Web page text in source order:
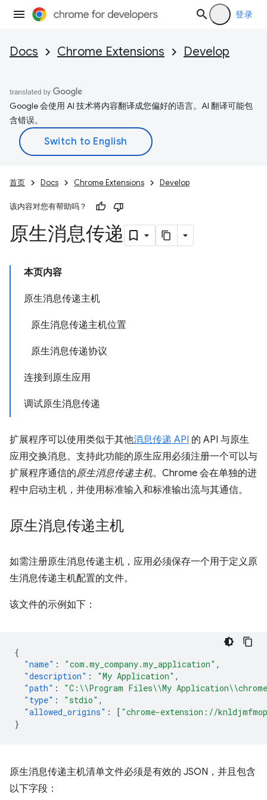
登录
Docs Chrome Extensions Develop
Google 会使用 AI 技术将内容翻译成您偏好的语言。AI 翻译可能包
含错误。
首页 Docs Chrome Extensions Develop
该内容对您有帮助吗？
原生消息传递
本页内容
原生消息传递主机
原生消息传递主机位置
原生消息传递协议
连接到原生应用
调试原生消息传递
扩展程序可以使用类似于其他消息传递 API 的 API 与原生
应用交换消息。支持此功能的原生应用必须注册一个可以与
扩展程序通信的原生消息传递主机。Chrome 会在单独的进
程中启动主机，并使用标准输入和标准输出流与其通信。
原生消息传递主机
如需注册原生消息传递主机，应用必须保存一个用于定义原
生消息传递主机配置的文件。
该文件的示例如下：
{
"name" : "com.my_company.my_application" ,
"description" : "My Application" ,
"path" :
"C:\\Program Files\\My
"type" : "stdio" ,
"allowed_origins" : [ "chrome-extension://
}
原生消息传递主机清单文件必须是有效的 JSON，并且包含
以下字段：